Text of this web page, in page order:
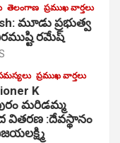
తెలంగాణ ప్రముఖ వార్తలు
మూడు ప్రభుత్వ
రమేష్
ప్రముఖ వార్తలు
K
మరిడమ్మ
వితరణ :దేవస్థానం